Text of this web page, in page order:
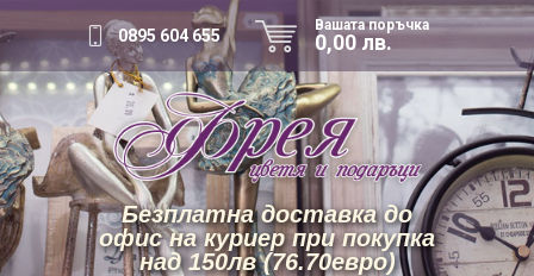
0895 604 655
Вашата поръчка
0,00 лв.
Безплатна доставка до
офис на куриер при покупка
над 150лв (76.70евро)